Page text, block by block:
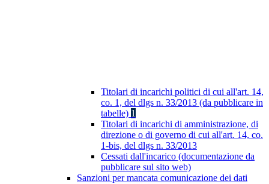
Titolari di incarichi politici di cui all'art. 14,
co. 1, del dlgs n. 33/2013 (da pubblicare in
tabelle) 1
Titolari di incarichi di amministrazione, di
direzione o di governo di cui all'art. 14, co.
1-bis, del dlgs n. 33/2013
Cessati dall'incarico (documentazione da
pubblicare sul sito web)
Sanzioni per mancata comunicazione dei dati